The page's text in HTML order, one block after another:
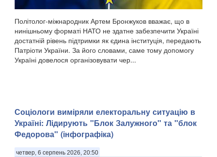
Політолог-міжнародник Артем Бронжуков вважає, що в
нинішньому форматі НАТО не здатне забезпечити Україні
достатній рівень підтримки як єдина інституція, передають
Патріоти України. За його словами, саме тому допомогу
Україні довелося організовувати чер...
Соціологи виміряли електоральну ситуацію в
Україні: ​Лідирують "Блок Залужного" та "блок
Федорова" (інфографіка)
четвер, 6 серпень 2026, 20:50